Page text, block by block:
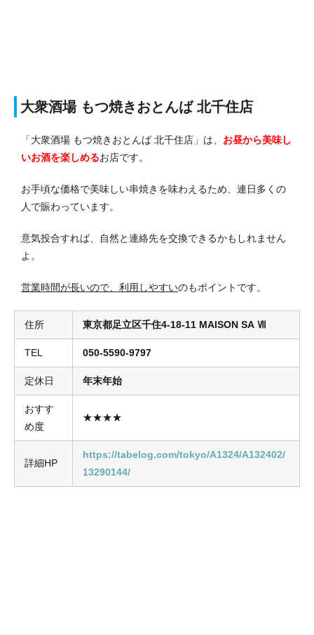
大衆酒場 もつ焼きおとんば 北千住店
「大衆酒場 もつ焼きおとんば 北千住店」は、 お昼から美味し
いお酒を楽しめるお店です。
お手頃な価格で美味しい串焼きを味わえるため、連日多くの
人で賑わっています。
意気投合すれば、自然と連絡先を交換できるかもしれません
よ。
営業時間が長いので、利用しやすいのもポイントです。
住所 東京都足立区千住4-18-11 MAISON SA Ⅶ
TEL 050-5590-9797
定休日 年末年始
おすす
め度
★★★★
詳細HP
https://tabelog.com/tokyo/A1324/A132402/
13290144/